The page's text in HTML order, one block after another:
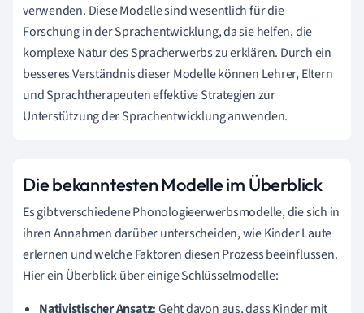
verwenden. Diese Modelle sind wesentlich für die
Forschung in der Sprachentwicklung, da sie helfen, die
komplexe Natur des Spracherwerbs zu erklären. Durch ein
besseres Verständnis dieser Modelle können Lehrer, Eltern
und Sprachtherapeuten effektive Strategien zur
Unterstützung der Sprachentwicklung anwenden.
Die bekanntesten Modelle im Überblick
Es gibt verschiedene Phonologieerwerbsmodelle, die sich in
ihren Annahmen darüber unterscheiden, wie Kinder Laute
erlernen und welche Faktoren diesen Prozess beeinflussen.
Hier ein Überblick über einige Schlüsselmodelle:
Nativistischer Ansatz:Geht davon aus, dass Kinder mit